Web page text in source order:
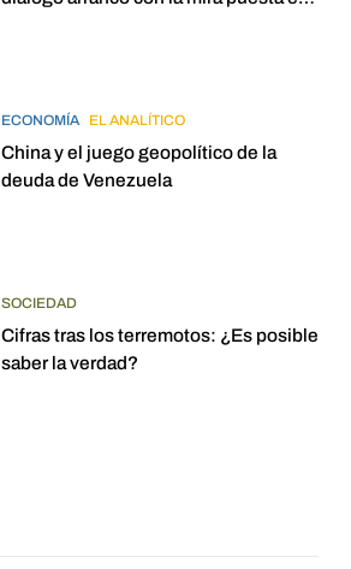
ECONOMÍA EL ANALÍTICO
China y el juego geopolítico de la
deuda de Venezuela
SOCIEDAD
Cifras tras los terremotos: ¿Es posible
saber la verdad?